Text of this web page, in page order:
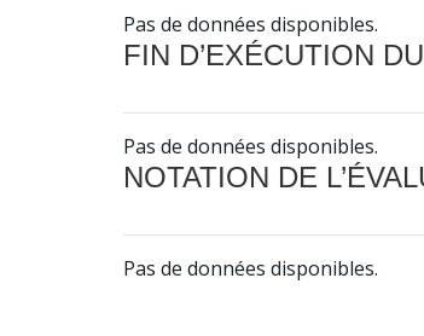
Pas de données disponibles.
FIN D’EXÉCUTION
Pas de données disponibles.
NOTATION DE
Pas de données disponibles.